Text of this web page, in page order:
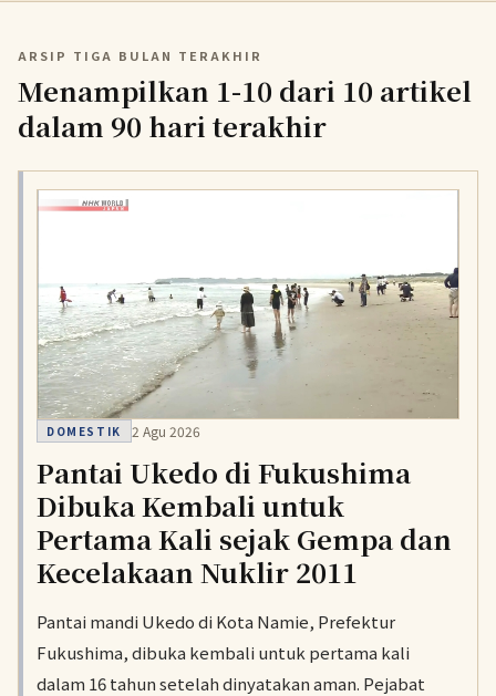
ARSIP TIGA BULAN TERAKHIR
Menampilkan 1-10 dari 10 artikel
dalam 90 hari terakhir
DOMESTIK 2 Agu 2026
Pantai Ukedo di Fukushima
Dibuka Kembali untuk
Pertama Kali sejak Gempa dan
Kecelakaan Nuklir 2011
Pantai mandi Ukedo di Kota Namie, Prefektur
Fukushima, dibuka kembali untuk pertama kali
dalam 16 tahun setelah dinyatakan aman. Pejabat